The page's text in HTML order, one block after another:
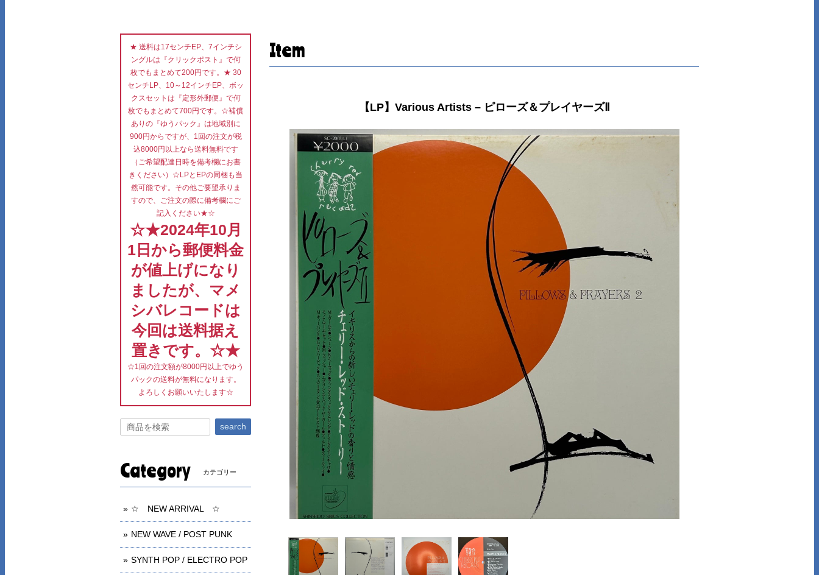
Item
【LP】Various Artists – ピローズ＆プレイヤーズⅡ
★ 送料は17センチEP、7インチシ
ングルは『クリックポスト』で何
枚でもまとめて200円です。★ 30
センチLP、10～12インチEP、ボッ
クスセットは『定形外郵便』で何
枚でもまとめて700円です。☆補償
ありの『ゆうパック』は地域別に
900円からですが、1回の注文が税
込8000円以上なら送料無料です
（ご希望配達日時を備考欄にお書
きください）☆LPとEPの同梱も当
然可能です。その他ご要望承りま
すので、ご注文の際に備考欄にご
記入ください★☆
☆★2024年10月
1日から郵便料金
が値上げになり
ましたが、マメ
シバレコードは
今回は送料据え
置きです。☆★
☆1回の注文額が8000円以上でゆう
パックの送料が無料になります。
よろしくお願いいたします☆
search
Category カテゴリー
☆ NEW ARRIVAL ☆
NEW WAVE / POST PUNK
SYNTH POP / ELECTRO POP